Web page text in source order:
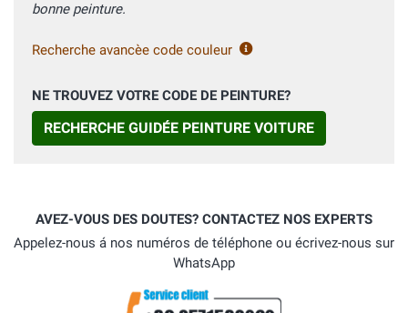
bonne peinture.
Recherche avancèe code couleur
NE TROUVEZ VOTRE CODE DE PEINTURE?
RECHERCHE GUIDÉE PEINTURE VOITURE
AVEZ-VOUS DES DOUTES? CONTACTEZ NOS EXPERTS
Appelez-nous á nos numéros de téléphone ou écrivez-nous sur
WhatsApp